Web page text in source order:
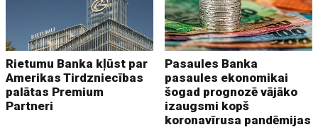
Rietumu Banka kļūst par
Amerikas Tirdzniecības
palātas Premium
Partneri
Pasaules Banka
pasaules ekonomikai
šogad prognozē vājāko
izaugsmi kopš
koronavīrusa pandēmijas